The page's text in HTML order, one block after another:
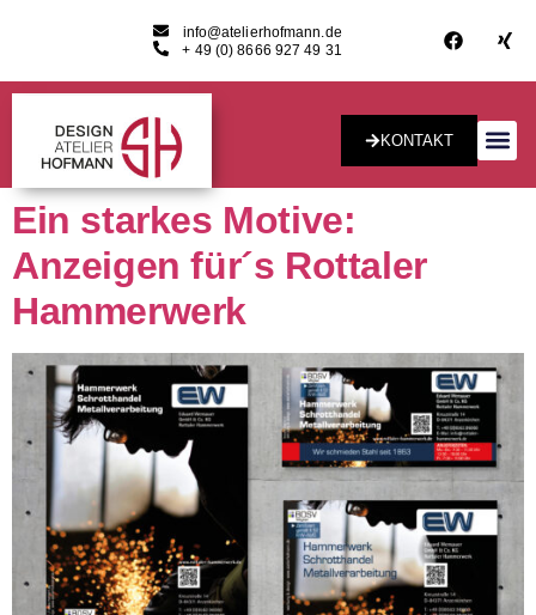
info@atelierhofmann.de
+ 49 (0) 8666 927 49 31
KONTAKT
Ein starkes Motive:
Anzeigen für´s Rottaler
Hammerwerk